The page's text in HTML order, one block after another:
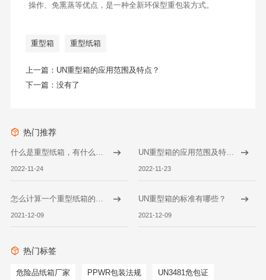
操作、免熏蒸等优点，是一种全新环保型重包装方式。
重型箱 重型纸箱
上一篇： UN重型箱的应用范围及特点？
下一篇：没有了
热门推荐
什么是重型纸箱，有什么特点？
2022-11-24
UN重型箱的应用范围及特点？
2022-11-23
2021-12-09
UN重型箱的标准有哪些？
2021-12-09
热门标签
危险品纸箱厂家 PPWR包装法规 UN3481危包证